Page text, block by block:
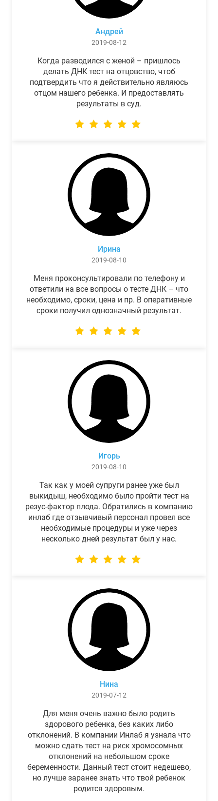
Андрей
2019-08-12
Когда разводился с женой – пришлось
делать ДНК тест на отцовство, чтоб
подтвердить что я действительно являюсь
отцом нашего ребенка. И предоставлять
результаты в суд.
Ирина
2019-08-10
Меня проконсультировали по телефону и
ответили на все вопросы о тесте ДНК – что
необходимо, сроки, цена и пр. В оперативные
сроки получил однозначный результат.
Игорь
2019-08-10
Так как у моей супруги ранее уже был
выкидыш, необходимо было пройти тест на
резус-фактор плода. Обратились в компанию
инлаб где отзывчивый персонал провел все
необходимые процедуры и уже через
несколько дней результат был у нас.
Нина
2019-07-12
Для меня очень важно было родить
здорового ребенка, без каких либо
отклонений. В компании Инлаб я узнала что
можно сдать тест на риск хромосомных
отклонений на небольшом сроке
беременности. Данный тест стоит недешево,
но лучше заранее знать что твой ребенок
родится здоровым.